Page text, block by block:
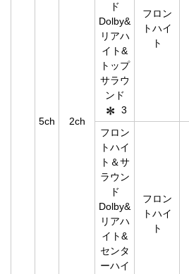
5ch 2ch
ド
Dolby&
リアハ
イト&
トップ
サラウ
ンド
3
フロン
トハイ
ト
フロン
トハイ
ト＆サ
ラウン
ド
Dolby&
リアハ
イト&
センタ
ーハイ
フロン
トハイ
ト